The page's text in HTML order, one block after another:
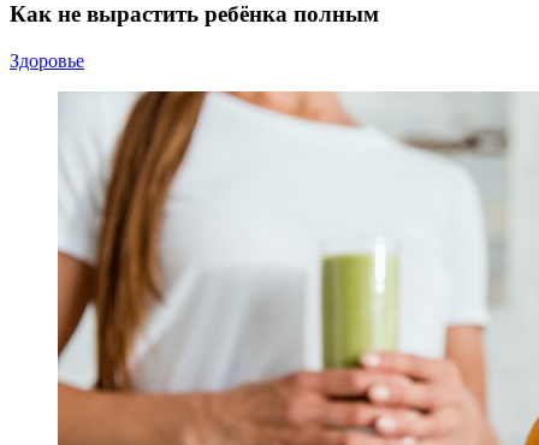
Как не вырастить ребёнка полным
Здоровье